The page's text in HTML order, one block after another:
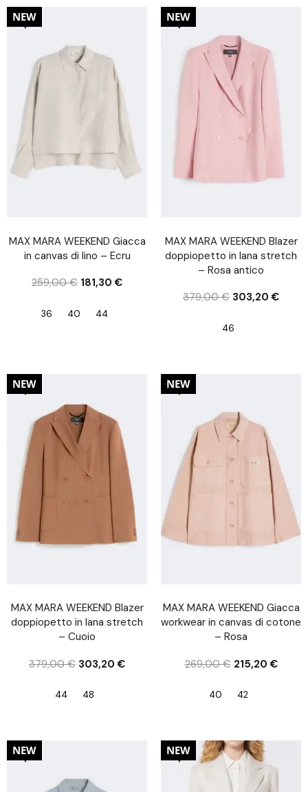
30%
NEW
MAX MARA WEEKEND Giacca
in canvas di lino – Ecru
259,00€ 181,30€
36 40 44
20%
NEW
MAX MARA WEEKEND Blazer
doppiopetto in lana stretch
– Rosa antico
379,00€ 303,20€
46
20%
NEW
MAX MARA WEEKEND Blazer
doppiopetto in lana stretch
– Cuoio
379,00€ 303,20€
44 48
20%
NEW
MAX MARA WEEKEND Giacca
workwear in canvas di cotone
– Rosa
269,00€ 215,20€
40 42
20%
NEW 20%
NEW